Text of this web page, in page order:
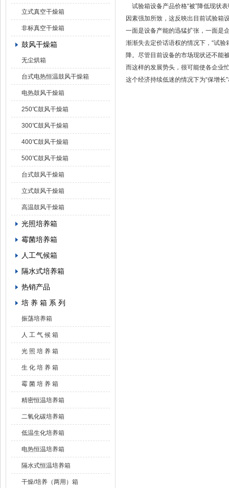
立式真空干燥箱
非标真空干燥箱
鼓风干燥箱
无尘烘箱
台式电热恒温鼓风干燥箱
电热鼓风干燥箱
250℃鼓风干燥箱
300℃鼓风干燥箱
400℃鼓风干燥箱
500℃鼓风干燥箱
台式鼓风干燥箱
立式鼓风干燥箱
高温鼓风干燥箱
光照培养箱
霉菌培养箱
人工气候箱
隔水式培养箱
热销产品
培 养 箱 系 列
振荡培养箱
人 工 气 候 箱
光 照 培 养 箱
生 化 培 养 箱
霉 菌 培 养 箱
精密恒温培养箱
二氧化碳培养箱
低温生化培养箱
电热恒温培养箱
隔水式恒温培养箱
干燥/培养（两用）箱
试验箱设备产品价格“被”降低现状
因素强加所致，这反映出目前试验箱
一面是设备产能的迅猛扩张，一面是
渐渐失去定价话语权的情况下，“试
降。尽管目前设备的市场现状还不能
而这样的发展势头，很可能使各企业
这个经济持续低迷的情况下为“保增